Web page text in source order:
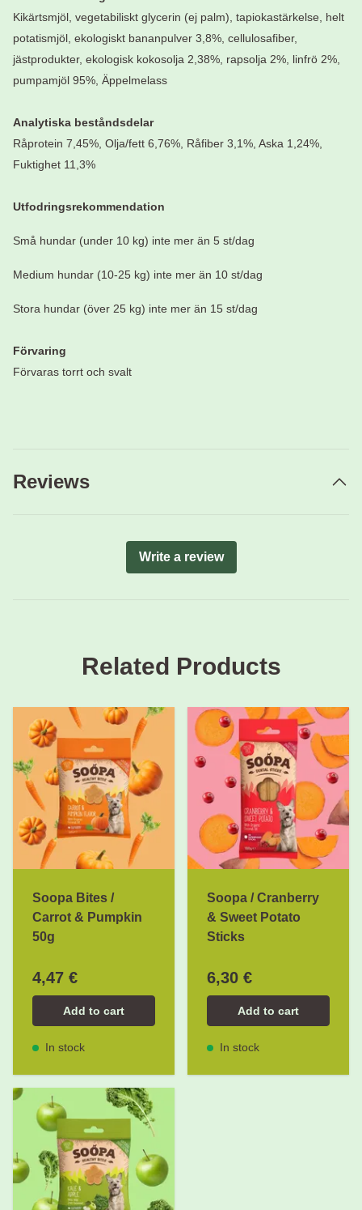
Kikärtsmjöl, vegetabiliskt glycerin (ej palm), tapiokastärkelse, helt
potatismjöl, ekologiskt bananpulver 3,8%, cellulosafiber,
jästprodukter, ekologisk kokosolja 2,38%, rapsolja 2%, linfrö 2%,
pumpamjöl 95%, Äppelmelass
Analytiska beståndsdelar
Råprotein 7,45%, Olja/fett 6,76%, Råfiber 3,1%, Aska 1,24%,
Fuktighet 11,3%
Utfodringsrekommendation
Små hundar (under 10 kg) inte mer än 5 st/dag
Medium hundar (10-25 kg) inte mer än 10 st/dag
Stora hundar (över 25 kg) inte mer än 15 st/dag
Förvaring
Förvaras torrt och svalt
Reviews
Write a review
Related Products
Soopa Bites /
Carrot & Pumpkin
50g
4,47 €
Add to cart
In stock
Soopa / Cranberry
& Sweet Potato
Sticks
6,30 €
Add to cart
In stock